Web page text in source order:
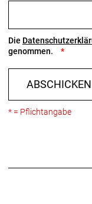
Die
genommen.
ABSCHICKEN
* = Pflichtangabe